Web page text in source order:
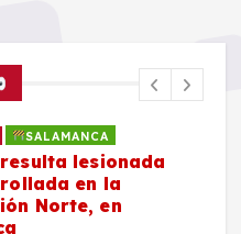
SALAMANCA
lesionada
en la
Norte, en